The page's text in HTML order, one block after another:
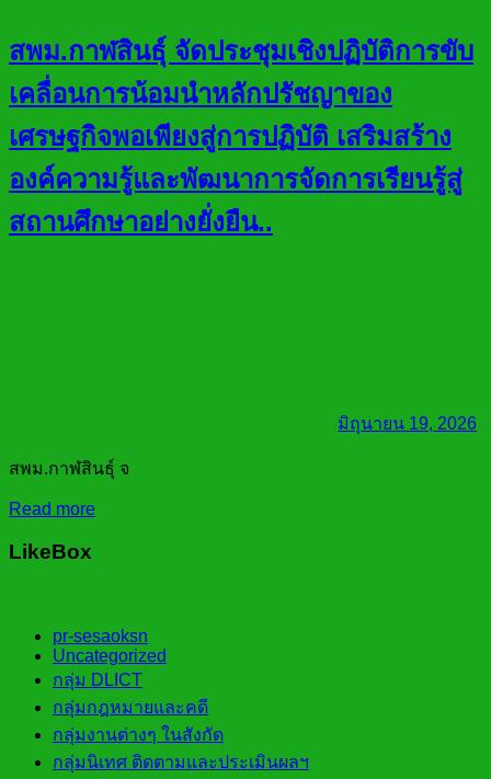
สพม.กาฬสินธุ์ จัดประชุมเชิงปฏิบัติการขับ
เคลื่อนการน้อมนำหลักปรัชญาของ
เศรษฐกิจพอเพียงสู่การปฏิบัติ เสริมสร้าง
องค์ความรู้และพัฒนาการจัดการเรียนรู้สู่
สถานศึกษาอย่างยั่งยืน..
มิถุนายน 19, 2026
สพม.กาฬสินธุ์ จ
Read more
LikeBox
pr-sesaoksn
Uncategorized
กลุ่ม DLICT
กลุ่มกฎหมายและคดี
กลุ่มงานต่างๆ ในสังกัด
กลุ่มนิเทศ ติดตามและประเมินผลฯ